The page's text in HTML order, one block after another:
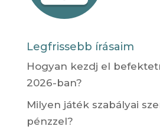
Legfrissebb írásaim
Hogyan kezdj el
2026-ban?
Milyen játék szabályai
pénzzel?